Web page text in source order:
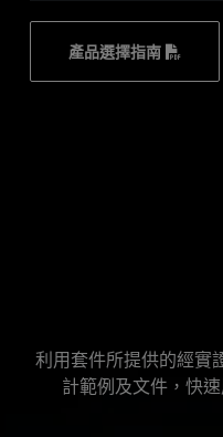
產品選擇指南
利用套件所提供的經實
計範例及文件，快